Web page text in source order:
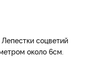
соцветий
около 6см.